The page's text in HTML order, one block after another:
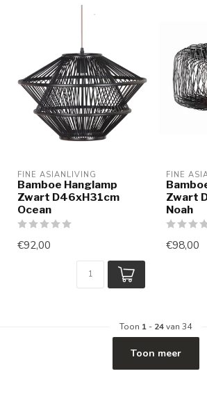
FINE ASIANLIVING
Bamboe Hanglamp
Zwart D46xH31cm
Ocean
€92,00
FINE
Zwart
Noah
€98,00
Toon 1 - 24van 34
Toon meer